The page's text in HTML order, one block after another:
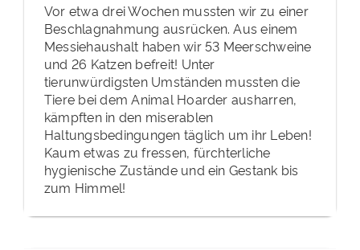
Vor etwa drei Wochen mussten wir zu einer
Beschlagnahmung ausrücken. Aus einem
Messiehaushalt haben wir 53 Meerschweine
und 26 Katzen befreit! Unter
tierunwürdigsten Umständen mussten die
Tiere bei dem Animal Hoarder ausharren,
kämpften in den miserablen
Haltungsbedingungen täglich um ihr Leben!
Kaum etwas zu fressen, fürchterliche
hygienische Zustände und ein Gestank bis
zum Himmel!